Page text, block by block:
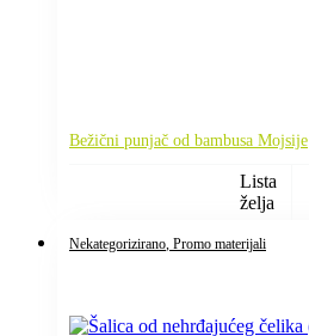
Bežični punjač od bambusa Mojsije
Lista
želja
Nekategorizirano , Promo materijali